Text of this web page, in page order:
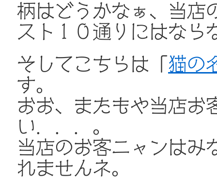
柄はどうかなぁ、当店
スト１０通りにはなら
そしてこちらは「 猫の
す。
おお、またもや当店お
い．．．。
当店のお客ニャンはみ
れませんネ。